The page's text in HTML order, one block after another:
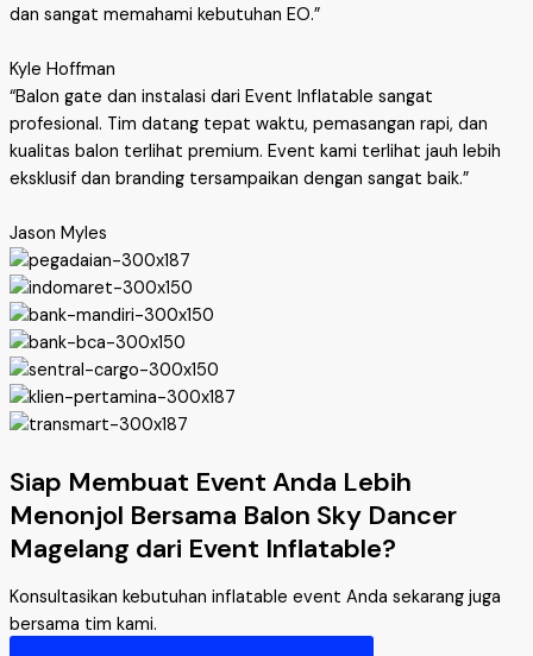
dan sangat memahami kebutuhan EO.”
Kyle Hoffman
“Balon gate dan instalasi dari Event Inflatable sangat
profesional. Tim datang tepat waktu, pemasangan rapi, dan
kualitas balon terlihat premium. Event kami terlihat jauh lebih
eksklusif dan branding tersampaikan dengan sangat baik.”
Jason Myles
Siap Membuat Event Anda Lebih
Menonjol Bersama Balon Sky Dancer
Magelang dari Event Inflatable?
Konsultasikan kebutuhan inflatable event Anda sekarang juga
bersama tim kami.